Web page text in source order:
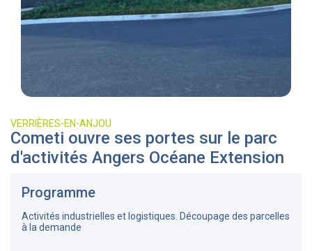
VERRIÈRES-EN-ANJOU
Cometi ouvre ses portes sur le parc
d'activités Angers Océane Extension
Programme
Activités industrielles et logistiques. Découpage des parcelles
à la demande